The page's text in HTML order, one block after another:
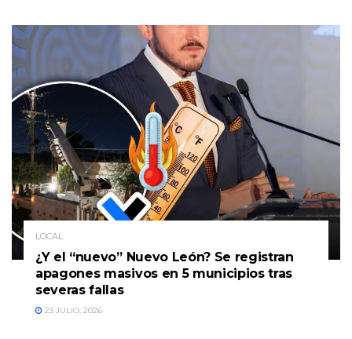
LOCAL
¿Y el “nuevo” Nuevo León? Se registran
apagones masivos en 5 municipios tras
severas fallas
23 JULIO, 2026